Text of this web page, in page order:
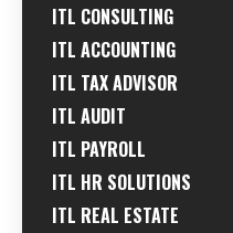
ITL CONSULTING
ITL ACCOUNTING
ITL TAX ADVISOR
ITL AUDIT
ITL PAYROLL
ITL HR SOLUTIONS
ITL REAL ESTATE